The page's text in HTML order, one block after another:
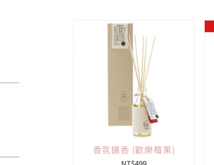
香氛擴香 (歡樂莓果)